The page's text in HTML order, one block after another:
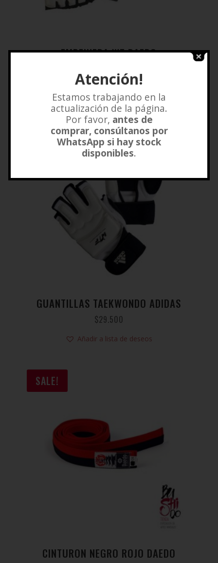
EMPEINERA WT DAEDO
GUANTILLAS TAEKWONDO ADIDAS
$29.500
Añadir a lista de deseos
SALE!
CINTURON NEGRO ROJO DAEDO
Atención!
Estamos trabajando en la
actualización de la página.
Por favor, antes de
comprar, consúltanos por
WhatsApp si hay stock
disponibles.